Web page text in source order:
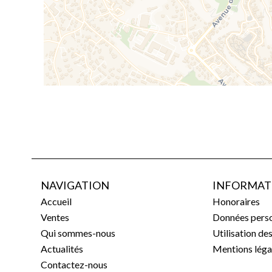
NAVIGATION
Accueil
Ventes
Qui sommes-nous
Actualités
Contactez-nous
Honoraires
Données
Utilisation
Mentions